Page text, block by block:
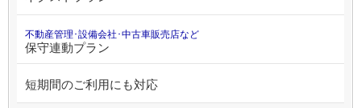
不動産管理･設備会社･中古車販売店など
保守連動プラン
短期間のご利用にも対応